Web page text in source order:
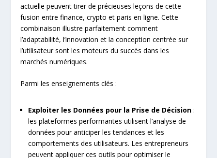
actuelle peuvent tirer de précieuses leçons de cette
fusion entre finance, crypto et paris en ligne. Cette
combinaison illustre parfaitement comment
l’adaptabilité, l’innovation et la conception centrée sur
l’utilisateur sont les moteurs du succès dans les
marchés numériques.
Parmi les enseignements clés :
Exploiter les Données pour la Prise de Décision :
les plateformes performantes utilisent l’analyse de
données pour anticiper les tendances et les
comportements des utilisateurs. Les entrepreneurs
peuvent appliquer ces outils pour optimiser le